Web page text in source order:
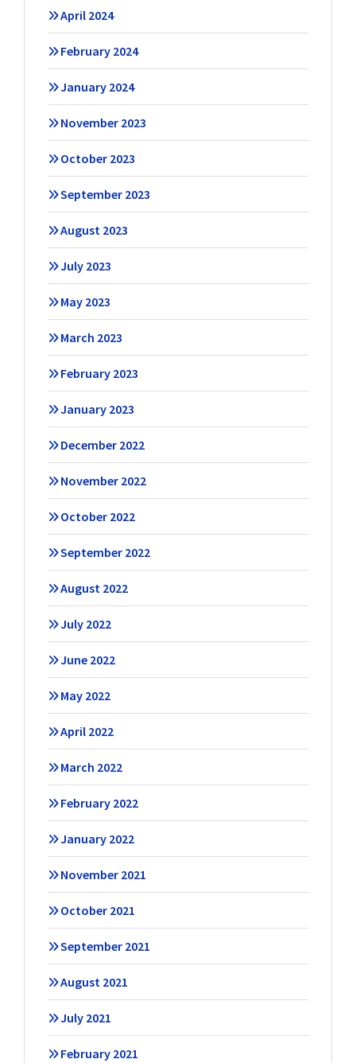
April 2024
February 2024
January 2024
November 2023
October 2023
September 2023
August 2023
July 2023
May 2023
March 2023
February 2023
January 2023
December 2022
November 2022
October 2022
September 2022
August 2022
July 2022
June 2022
May 2022
April 2022
March 2022
February 2022
January 2022
November 2021
October 2021
September 2021
August 2021
July 2021
February 2021